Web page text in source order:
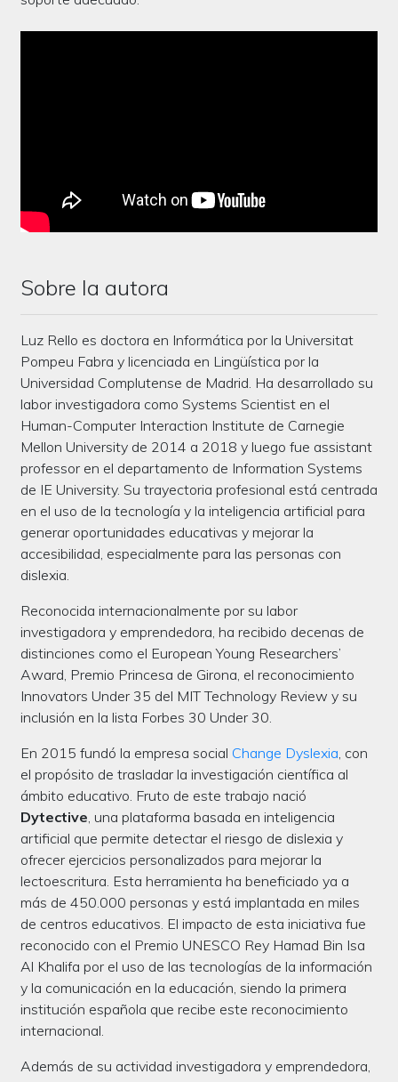
Sobre la autora
Luz Rello es doctora en Informática por la Universitat
Pompeu Fabra y licenciada en Lingüística por la
Universidad Complutense de Madrid. Ha desarrollado su
labor investigadora como Systems Scientist en el
Human-Computer Interaction Institute de Carnegie
Mellon University de 2014 a 2018 y luego fue assistant
professor en el departamento de Information Systems
de IE University. Su trayectoria profesional está centrada
en el uso de la tecnología y la inteligencia artificial para
generar oportunidades educativas y mejorar la
accesibilidad, especialmente para las personas con
dislexia.
Reconocida internacionalmente por su labor
investigadora y emprendedora, ha recibido decenas de
distinciones como el European Young Researchers’
Award, Premio Princesa de Girona, el reconocimiento
Innovators Under 35 del MIT Technology Review y su
inclusión en la lista Forbes 30 Under 30.
En 2015 fundó la empresa social Change Dyslexia , con
el propósito de trasladar la investigación científica al
ámbito educativo. Fruto de este trabajo nació
Dytective , una plataforma basada en inteligencia
artificial que permite detectar el riesgo de dislexia y
ofrecer ejercicios personalizados para mejorar la
lectoescritura. Esta herramienta ha beneficiado ya a
más de 450.000 personas y está implantada en miles
de centros educativos. El impacto de esta iniciativa fue
reconocido con el Premio UNESCO Rey Hamad Bin Isa
Al Khalifa por el uso de las tecnologías de la información
y la comunicación en la educación, siendo la primera
institución española que recibe este reconocimiento
internacional.
Además de su actividad investigadora y emprendedora,